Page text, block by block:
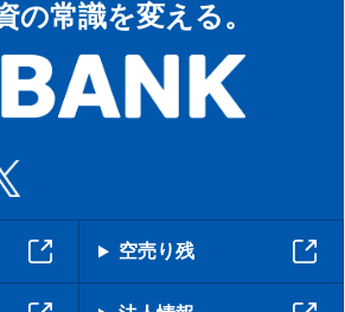
の常識を変える。
空売り残